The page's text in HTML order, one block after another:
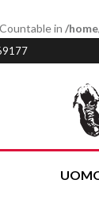
in /